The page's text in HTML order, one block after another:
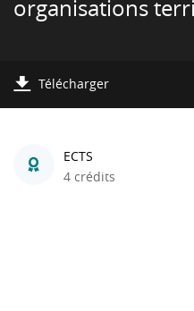
organisations
Télécharger
ECTS
4 crédits